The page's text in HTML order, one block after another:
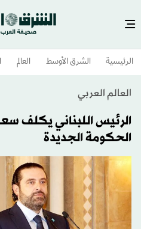
الرئيسية الشرق الأوسط​ العالم
العالم العربي
الرئيس اللبناني يكلف
الحكومة الجديدة